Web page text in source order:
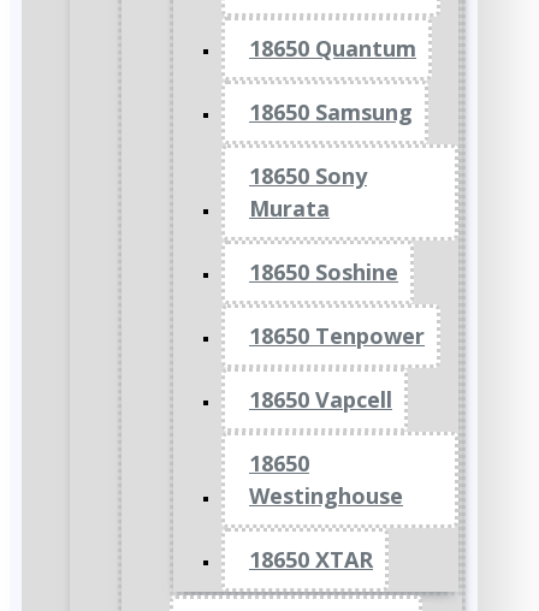
18650 Quantum
18650 Samsung
18650 Sony
Murata
18650 Soshine
18650 Tenpower
18650 Vapcell
18650
Westinghouse
18650 XTAR